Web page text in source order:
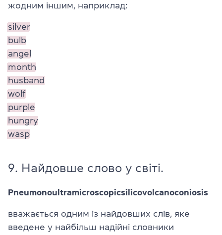
жодним іншим, наприклад:
silver
bulb
angel
month
husband
wolf
purple
hungry
wasp
9. Найдовше слово у світі.
Pneumonoultramicroscopicsilicovolcanoconiosis
вважається одним із найдовших слів, яке
введене у найбільш надійні словники